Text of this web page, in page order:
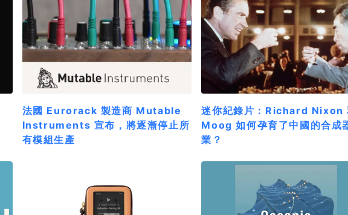
法國 Eurorack 製造商 Mutable
Instruments 宣布，將逐漸停止所
有模組生產
迷你紀錄片：Richard Nixon
Moog 如何孕育了中國的合成
業？